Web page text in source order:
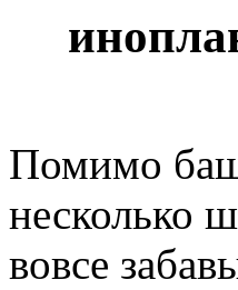
Помимо
несколько
вовсе